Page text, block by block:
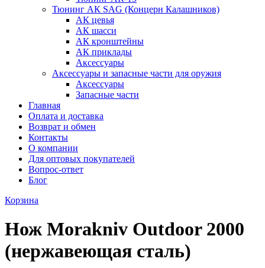
Тюнинг АК SAG (Концерн Калашников)
АК цевья
АК шасси
АК кронштейны
АК приклады
Аксессуары
Аксессуары и запасные части для оружия
Аксессуары
Запасные части
Главная
Оплата и доставка
Возврат и обмен
Контакты
О компании
Для оптовых покупателей
Вопрос-ответ
Блог
Корзина
Нож Morakniv Outdoor 2000
(нержавеющая сталь)